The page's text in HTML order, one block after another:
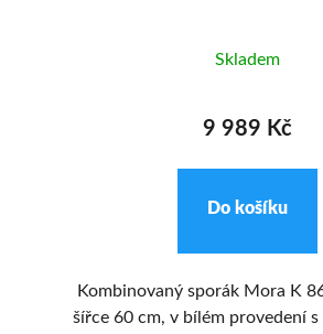
Skladem
9 989 Kč
Do košíku
Kombinovaný sporák Mora K
šířce 60 cm, v bílém provedení